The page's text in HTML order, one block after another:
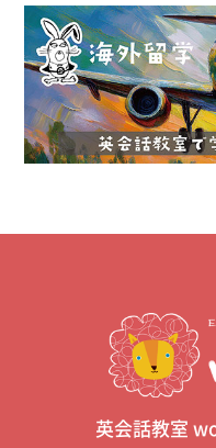
英会話教室